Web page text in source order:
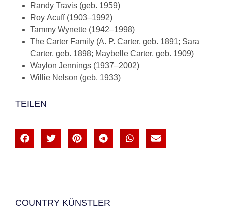
Randy Travis (geb. 1959)
Roy Acuff (1903–1992)
Tammy Wynette (1942–1998)
The Carter Family (A. P. Carter, geb. 1891; Sara
Carter, geb. 1898; Maybelle Carter, geb. 1909)
Waylon Jennings (1937–2002)
Willie Nelson (geb. 1933)
TEILEN
COUNTRY KÜNSTLER